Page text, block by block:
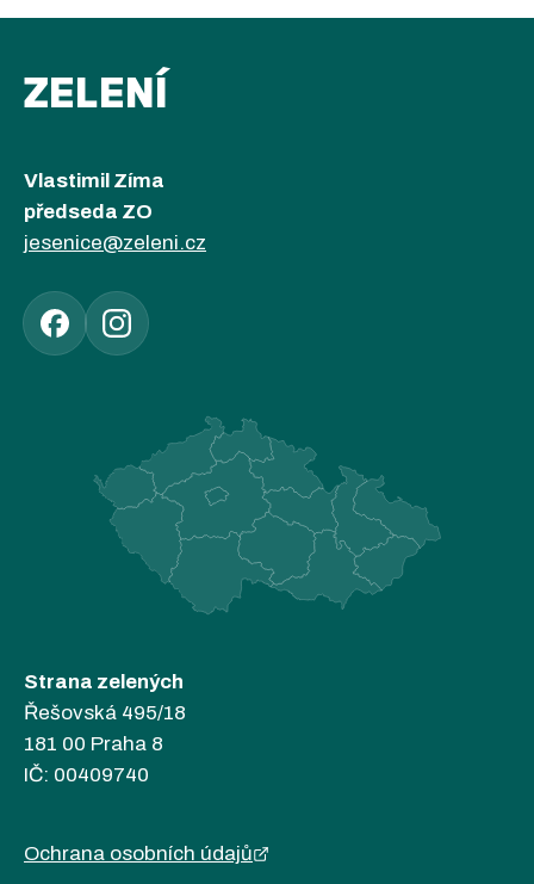
ZELENÍ
Vlastimil Zíma
předseda ZO
jesenice@zeleni.cz
Strana zelených
Řešovská 495/18
181 00 Praha 8
IČ: 00409740
Ochrana osobních údajů